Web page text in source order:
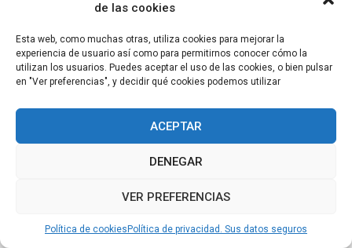
de las cookies
Esta web, como muchas otras, utiliza cookies para mejorar la
experiencia de usuario así como para permitirnos conocer cómo la
utilizan los usuarios. Puedes aceptar el uso de las cookies, o bien pulsar
en "Ver preferencias", y decidir qué cookies podemos utilizar
ACEPTAR
DENEGAR
VER PREFERENCIAS
Política de cookies Política de privacidad. Sus datos seguros